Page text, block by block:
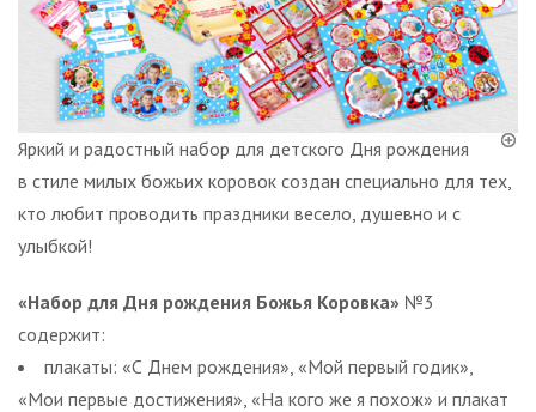
Яркий и радостный набор для детского Дня рождения
в стиле милых божьих коровок создан специально для тех,
кто любит проводить праздники весело, душевно и с
улыбкой!
«Набор для Дня рождения Божья Коровка» №3
содержит:
плакаты: «С Днем рождения», «Мой первый годик»,
«Мои первые достижения», «На кого же я похож» и плакат